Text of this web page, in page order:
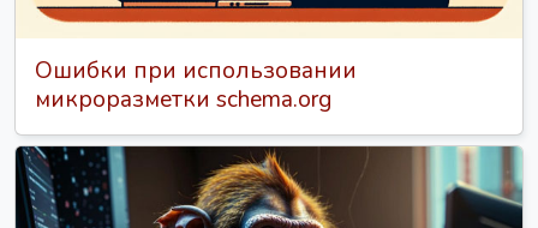
Ошибки при использовании
микроразметки schema.org